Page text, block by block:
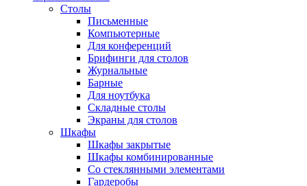
Столы
Письменные
Компьютерные
Для конференций
Брифинги для столов
Журнальные
Барные
Для ноутбука
Складные столы
Экраны для столов
Шкафы
Шкафы закрытые
Шкафы комбинированные
Со стеклянными элементами
Гардеробы